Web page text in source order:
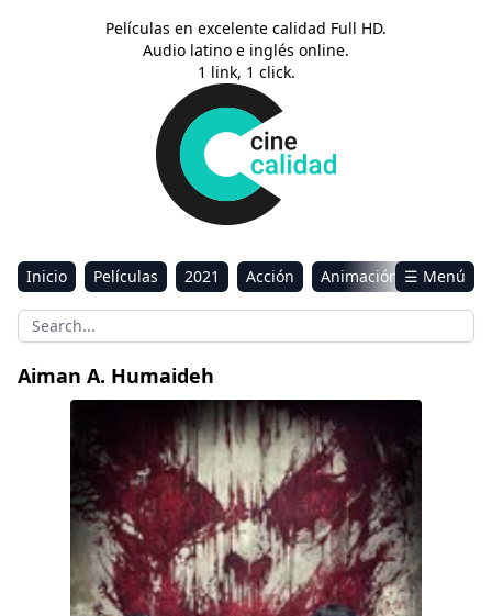
Películas en excelente calidad Full HD.
Audio latino e inglés online.
1 link, 1 click.
Inicio Películas 2021 Acción
Animación
Aventura
Ciencia ficción Comedia
Drama
Sci-Fi & Fantasy
☰ Menú
Aiman A. Humaideh